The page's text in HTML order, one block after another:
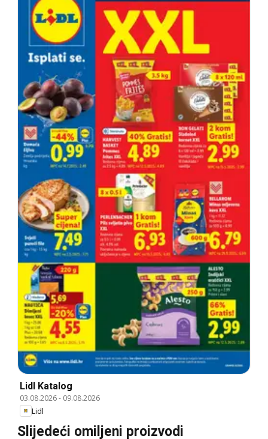
Lidl Katalog
03.08.2026- 09.08.2026
Lidl
Slijedeći omiljeni proizvodi